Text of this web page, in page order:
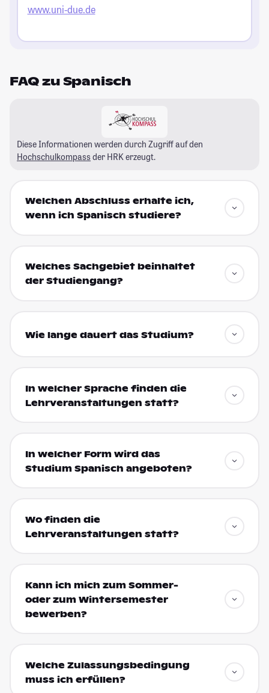
www.uni-due.de
FAQ zu Spanisch
Diese Informationen werden durch Zugriff auf den
Hochschulkompass der HRK erzeugt.
Welchen Abschluss erhalte ich,
wenn ich Spanisch studiere?
Welches Sachgebiet beinhaltet
der Studiengang?
Wie lange dauert das Studium?
In welcher Sprache finden die
Lehrveranstaltungen statt?
In welcher Form wird das
Studium Spanisch angeboten?
Wo finden die
Lehrveranstaltungen statt?
Kann ich mich zum Sommer-
oder zum Wintersemester
bewerben?
Welche Zulassungsbedingung
muss ich erfüllen?